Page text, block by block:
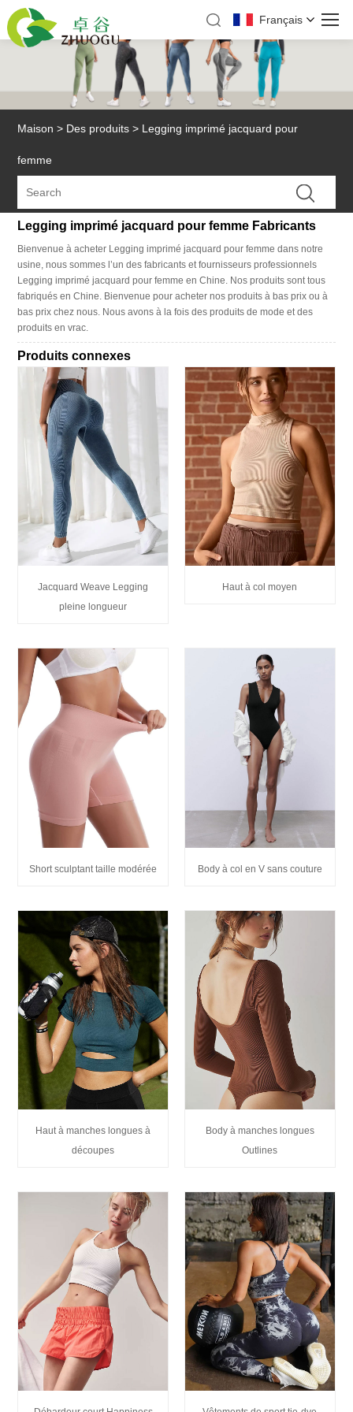
Français
Maison > Des produits > Legging imprimé jacquard pour
femme
Legging imprimé jacquard pour femme Fabricants
Bienvenue à acheter Legging imprimé jacquard pour femme dans notre
usine, nous sommes l’un des fabricants et fournisseurs professionnels
Legging imprimé jacquard pour femme en Chine. Nos produits sont tous
fabriqués en Chine. Bienvenue pour acheter nos produits à bas prix ou à
bas prix chez nous. Nous avons à la fois des produits de mode et des
produits en vrac.
Produits connexes
Jacquard Weave Legging
pleine longueur
Haut à col moyen
Short sculptant taille modérée Body à col en V sans couture
Haut à manches longues à
découpes
Body à manches longues
Outlines